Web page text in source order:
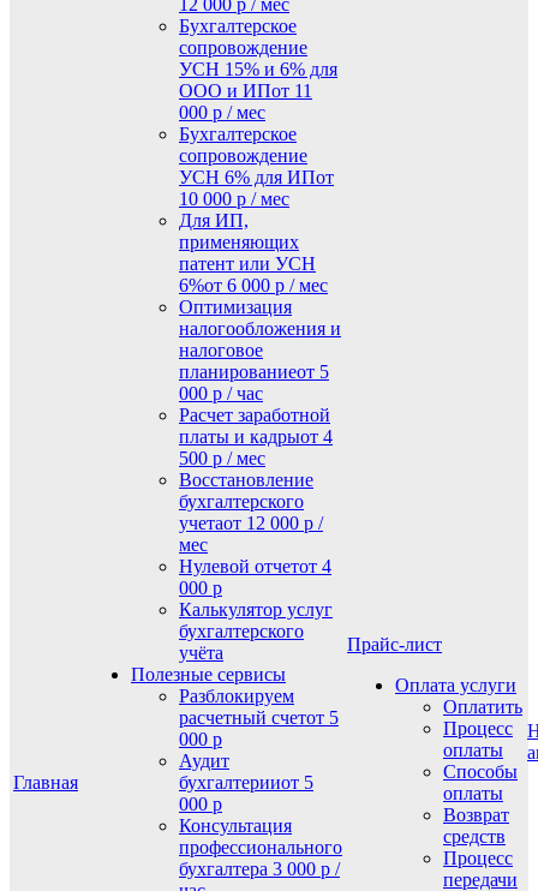
Главная
12 000 р / мес
Бухгалтерское
сопровождение
УСН 15% и 6% для
ООО и ИПот 11
000 р / мес
Бухгалтерское
сопровождение
УСН 6% для ИПот
10 000 р / мес
Для ИП,
применяющих
патент или УСН
6%от 6 000 р / мес
Оптимизация
налогообложения и
налоговое
планированиеот 5
000 р / час
Расчет заработной
платы и кадрыот 4
500 р / мес
Восстановление
бухгалтерского
учетаот 12 000 р /
мес
Нулевой отчетот 4
000 р
Калькулятор услуг
бухгалтерского
учёта
Полезные сервисы
Разблокируем
расчетный счетот 5
000 р
Аудит
бухгалтерииот 5
000 р
Консультация
профессионального
бухгалтера 3 000 р /
Прайс-лист
Оплата услуги
Оплатить
Процесс
оплаты
Способы
оплаты
Возврат
средств
Процесс
передачи